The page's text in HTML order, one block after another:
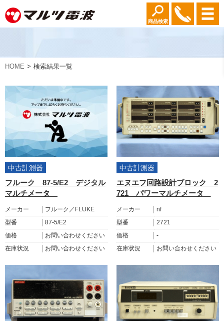
商品検索
HOME 検索結果一覧
中古計測器
フルーク 87-5/E2 デジタル
マルチメータ
メーカー
フルーク／FLUKE
型番
87-5/E2
価格
お問い合わせください
在庫状況
お問い合わせください
中古計測器
エヌエフ回路設計ブロック 2
721 パワーマルチメータ
メーカー
nf
型番
2721
価格
-
在庫状況
お問い合わせください